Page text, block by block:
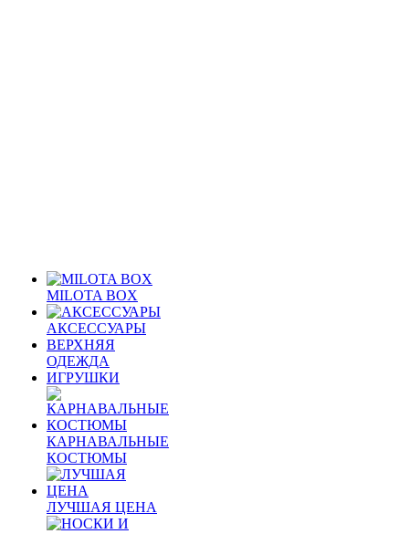
MILOTA BOX
АКСЕССУАРЫ
ВЕРХНЯЯ
ОДЕЖДА
ИГРУШКИ
КАРНАВАЛЬНЫЕ
КОСТЮМЫ
ЛУЧШАЯ ЦЕНА